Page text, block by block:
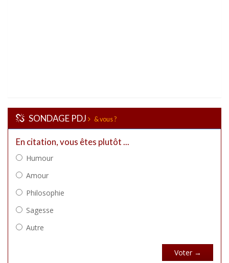
SONDAGE PDJ & vous ?